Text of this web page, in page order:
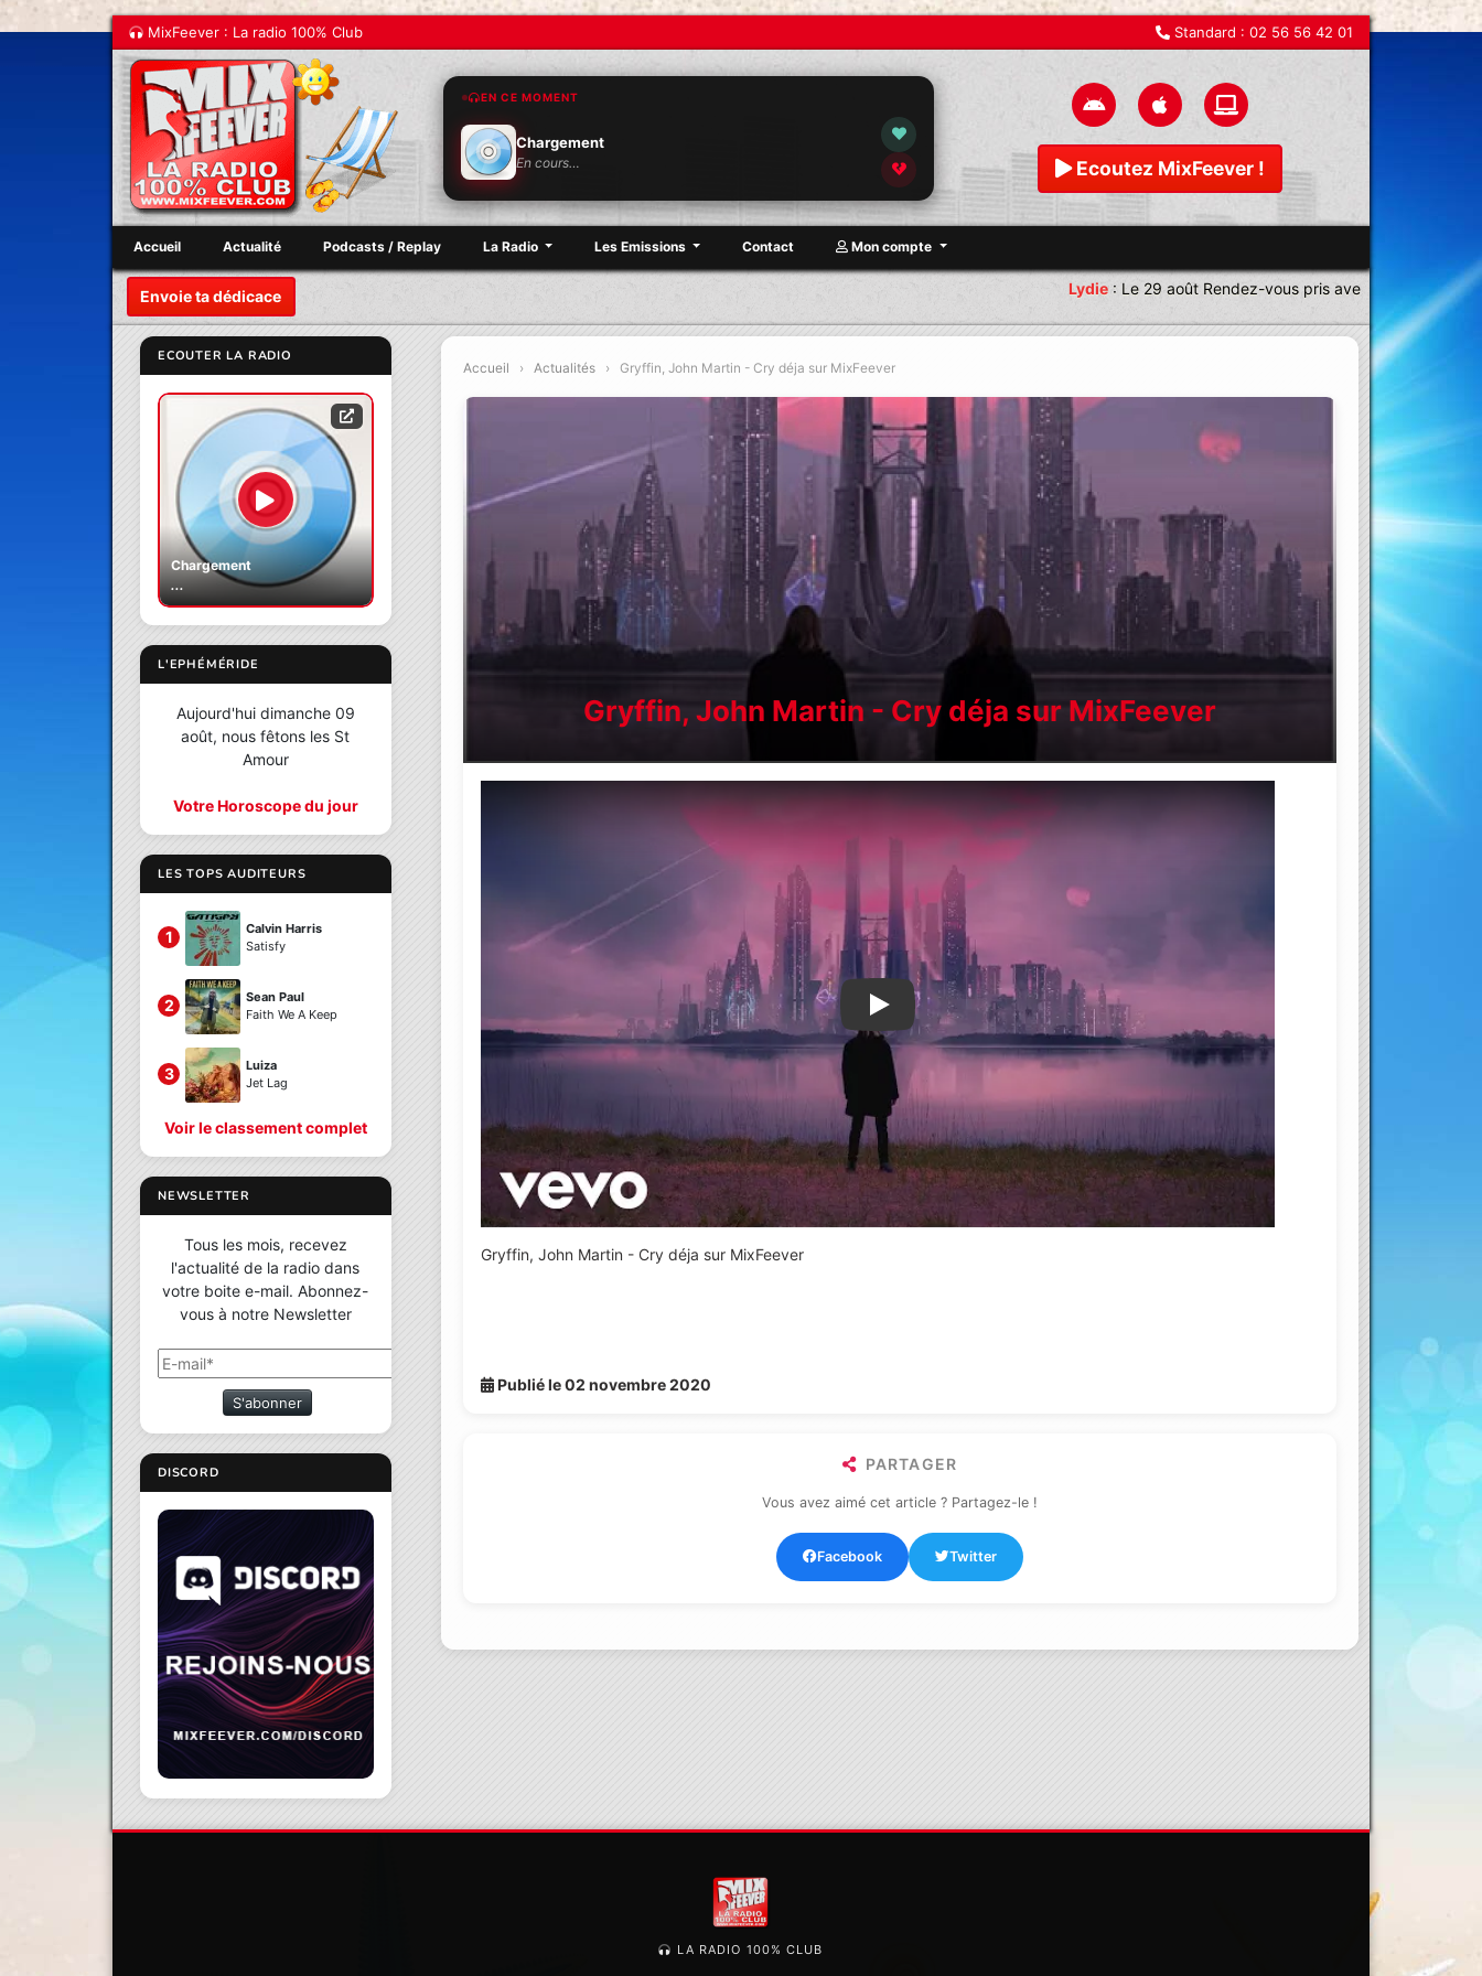
MixFeever : La radio 100% Club Standard : 02 56 56 42 01
EN CE MOMENT
Chargement
En cours… Ecoutez MixFeever !
Accueil Actualité Podcasts / Replay La Radio Les Emissions Contact Mon compte
Envoie ta dédicace :Le 29 août Rendez-vous pris avec une équipe
ECOUTER LA RADIO
Chargement
...
L'EPHÉMÉRIDE
Aujourd'hui dimanche 09
août, nous fêtons les St
Amour
Votre Horoscope du jour
LES TOPS AUDITEURS
1
Calvin Harris
Satisfy
2
Sean Paul
Faith We A Keep
3
Luiza
Jet Lag
Voir le classement complet
NEWSLETTER
Tous les mois, recevez
l'actualité de la radio dans
votre boite e-mail. Abonnez-
vous à notre Newsletter
S'abonner
DISCORD
Accueil › Actualités › Gryffin, John Martin - Cry déja sur MixFeever
Gryffin, John Martin - Cry déja sur MixFeever
Lire la vidéo YouTube
Gryffin, John Martin - Cry déja sur MixFeever
Publié le 02 novembre 2020
PARTAGER
Vous avez aimé cet article ? Partagez-le !
Facebook Twitter
LA RADIO 100% CLUB